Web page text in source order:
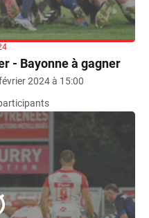
- Bayonne à gagner
2024 à 15:00